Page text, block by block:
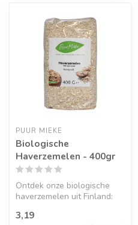
PUUR MIEKE
Biologische
Haverzemelen - 400gr
Ontdek onze biologische
haverzemelen uit Finland:
bakrece...
3,19